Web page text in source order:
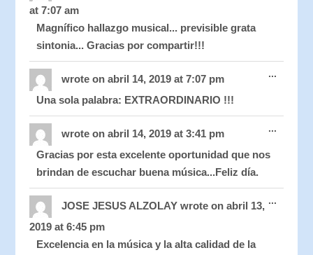
at 7:07 am
Magnífico hallazgo musical... previsible grata
sintonia... Gracias por compartir!!!
wrote on abril 14, 2019 at 7:07 pm
Una sola palabra: EXTRAORDINARIO !!!
...this
wrote on abril 14, 2019 at 3:41 pm
Gracias por esta excelente oportunidad que nos
brindan de escuchar buena música...Feliz día.
...this
JOSE JESUS ALZOLAYwrote on abril 13,
2019 at 6:45 pm
Excelencia en la música y la alta calidad de la
...this